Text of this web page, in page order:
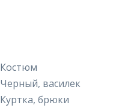
Костюм
Черный, василек
Куртка, брюки